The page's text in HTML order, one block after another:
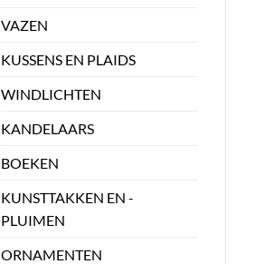
VAZEN
KUSSENS EN PLAIDS
WINDLICHTEN
KANDELAARS
BOEKEN
KUNSTTAKKEN EN -
PLUIMEN
ORNAMENTEN